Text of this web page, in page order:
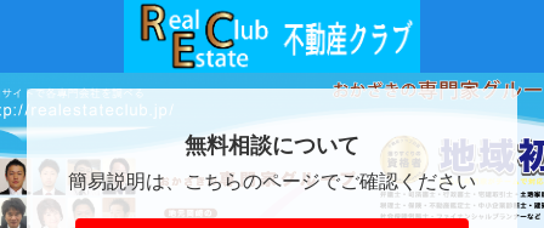
無料相談について
簡易説明は、こちらのページでご確認ください